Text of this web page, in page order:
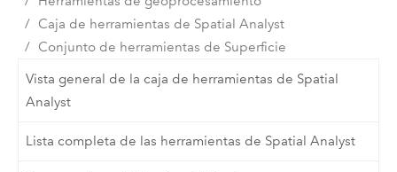
Caja de herramientas de Spatial Analyst
Conjunto de herramientas de Superficie
Vista general de la caja de herramientas de Spatial
Analyst
Lista completa de las herramientas de Spatial Analyst